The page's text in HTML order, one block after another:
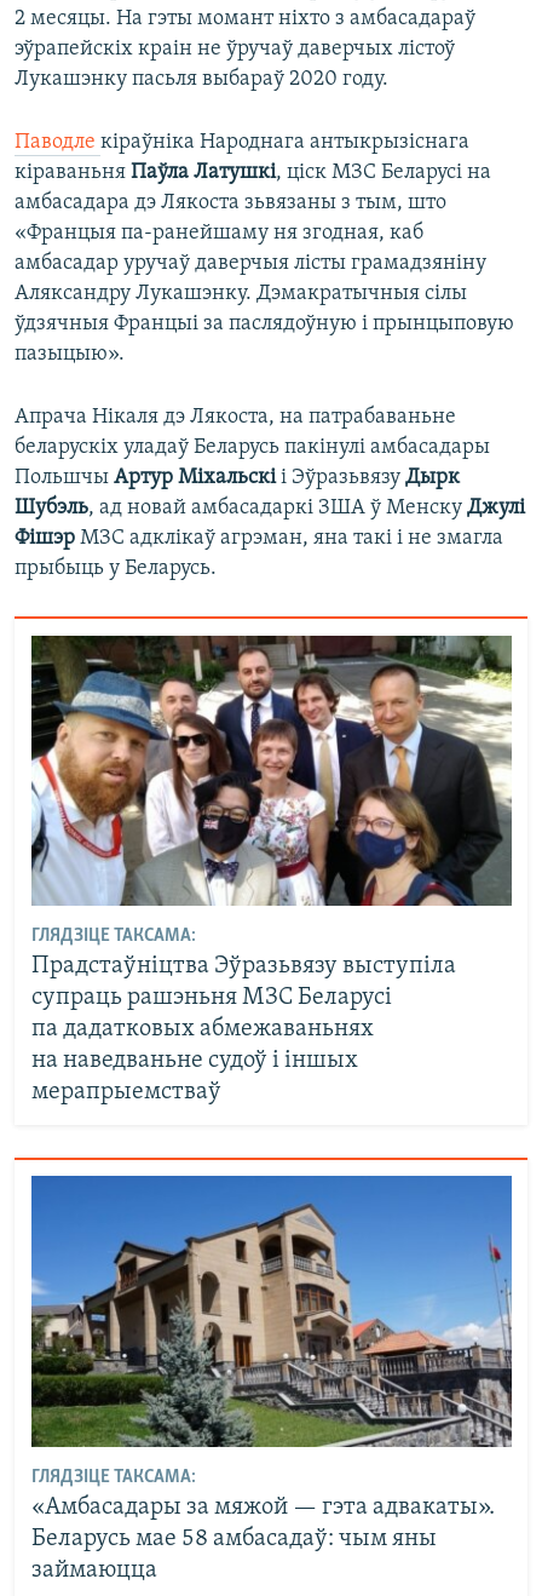
2 месяцы. На гэты момант ніхто з амбасадараў
эўрапейскіх краін не ўручаў даверчых лістоў
Лукашэнку пасьля выбараў 2020 году.
Паводле кіраўніка Народнага антыкрызіснага
кіраваньня Паўла Латушкі, ціск МЗС Беларусі на
амбасадара дэ Лякоста зьвязаны з тым, што
«Францыя па-ранейшаму ня згодная, каб
амбасадар уручаў даверчыя лісты грамадзяніну
Аляксандру Лукашэнку. Дэмакратычныя сілы
ўдзячныя Францыі за паслядоўную і прынцыповую
пазыцыю».
Апрача Нiкаля дэ Лякоста, на патрабаваньне
беларускіх уладаў Беларусь пакінулі амбасадары
Польшчы Артур Міхальскіі Эўразьвязу Дырк
Шубэль, ад новай амбасадаркі ЗША ў Менску Джулі
Фішэр МЗС адклікаў агрэман, яна такі і не змагла
прыбыць у Беларусь.
ГЛЯДЗІЦЕ ТАКСАМА:
Прадстаўніцтва Эўразьвязу выступіла
супраць рашэньня МЗС Беларусі
па дадатковых абмежаваньнях
на наведваньне судоў і іншых
мерапрыемстваў
ГЛЯДЗІЦЕ ТАКСАМА:
«Амбасадары за мяжой — гэта адвакаты».
Беларусь мае 58 амбасадаў: чым яны
займаюцца